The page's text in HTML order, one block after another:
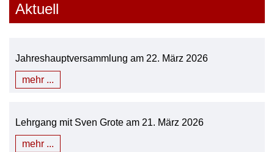
Aktuell
Jahreshauptversammlung am 22. März 2026
mehr ...
Lehrgang mit Sven Grote am 21. März 2026
mehr ...